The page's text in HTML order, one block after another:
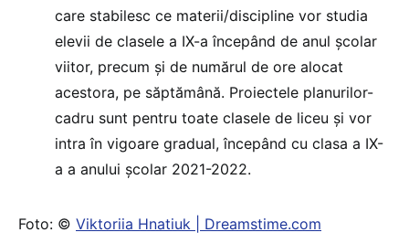
care stabilesc ce materii/discipline vor studia
elevii de clasele a IX-a începând de anul școlar
viitor, precum și de numărul de ore alocat
acestora, pe săptămână. Proiectele planurilor-
cadru sunt pentru toate clasele de liceu și vor
intra în vigoare gradual, începând cu clasa a IX-
a a anului școlar 2021-2022.
Foto: © Viktoriia Hnatiuk | Dreamstime.com